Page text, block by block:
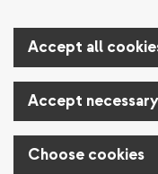
Accept all
Accept
Choose cookies